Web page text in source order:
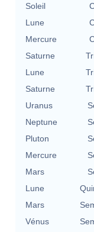
Soleil
Lune
Mercure
Saturne
Lune
Saturne
Uranus
Neptune
Pluton
Mercure
Mars
Lune
Mars
Vénus